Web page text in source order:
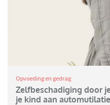
Opvoeding en gedrag
Zelfbeschadiging door
je kind aan